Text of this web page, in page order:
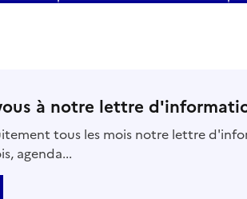
à notre lettre
tous les mois notre lettre
agenda...